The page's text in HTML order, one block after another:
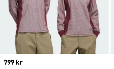
Price
799 kr